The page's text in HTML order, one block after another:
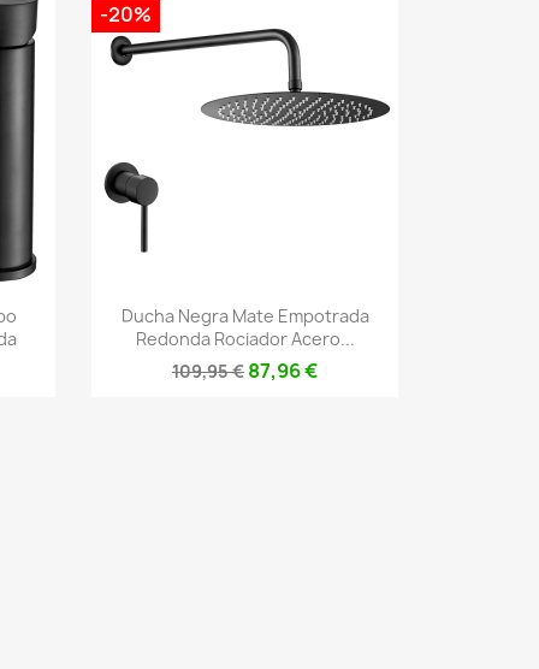
Vista rápida
Ducha Negra Mate Empotrada
Redonda Rociador Acero...
109,95 € 87,96 €
-20%